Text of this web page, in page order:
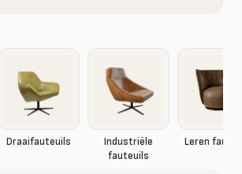
Draaifauteuils
Industriële
fauteuils
Leren